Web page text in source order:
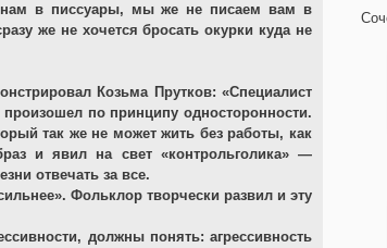
нам в писсуары, мы же не писаем вам в
же не хочется бросать окурки куда не
Козьма Прутков: «Специалист
по принципу односторонности.
так же не может жить без работы, как
и явил на свет «контрольголика» —
отвечать за все.
Фольклор творчески развил и эту
должны понять: агрессивность